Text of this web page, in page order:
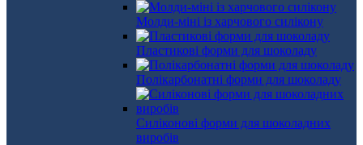
Молди-міні із харчового силікону
Пластикові форми для шоколаду
Полікарбонатні форми для шоколаду
Силіконові форми для шоколадних
виробів